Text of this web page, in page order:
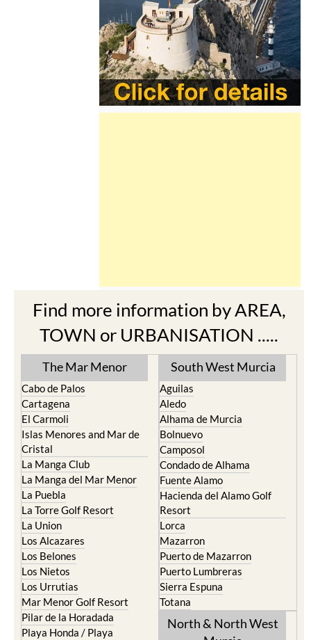
Find more information by AREA,
TOWN or URBANISATION .....
The Mar Menor
Cabo de Palos
Cartagena
El Carmoli
Islas Menores and Mar de
Cristal
La Manga Club
La Manga del Mar Menor
La Puebla
La Torre Golf Resort
La Union
Los Alcazares
Los Belones
Los Nietos
Los Urrutias
Mar Menor Golf Resort
Pilar de la Horadada
Playa Honda / Playa
South West Murcia
Aguilas
Aledo
Alhama de Murcia
Bolnuevo
Camposol
Condado de Alhama
Fuente Alamo
Hacienda del Alamo Golf
Resort
Lorca
Mazarron
Puerto de Mazarron
Puerto Lumbreras
Sierra Espuna
Totana
North & North West